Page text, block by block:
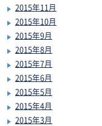
2015年11月
2015年10月
2015年9月
2015年8月
2015年7月
2015年6月
2015年5月
2015年4月
2015年3月